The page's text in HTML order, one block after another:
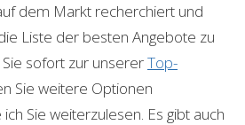
dem Markt recherchiert und
Liste der besten Angebote zu
sofort zur unsererTop-
Sie weitere Optionen
Sie weiterzulesen. Es gibt auch